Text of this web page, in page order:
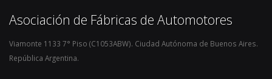
Asociación de Fábricas de Automotores
Viamonte 1133 7° Piso (C1053ABW). Ciudad Autónoma de Buenos Aires.
República Argentina.